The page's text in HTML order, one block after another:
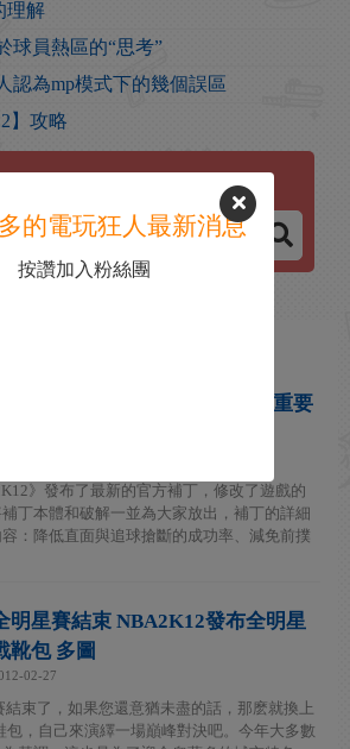
理解
球員熱區的“思考”
認為mp模式下的幾個誤區
】攻略
《NBA2K12》官方補丁+破解及重要
》發布了最新的官方補丁，修改了遊戲的
丁本體和破解一並為大家放出，補丁的詳細
：降低直面與追球搶斷的成功率、減免前撲
明星賽結束 NBA2K12發布全明星
靴包 多圖
02-27
束了，如果您還意猶未盡的話，那麽就換上
包，自己來演繹一場巔峰對決吧。今年大多數
的電玩狂人最新消息
按讚加入粉絲團